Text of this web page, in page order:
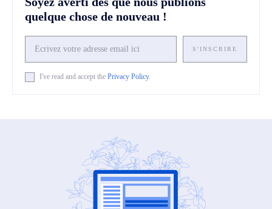
quelque chose de nouveau !
S'INSCRIRE
I've read and accept the Privacy Policy.